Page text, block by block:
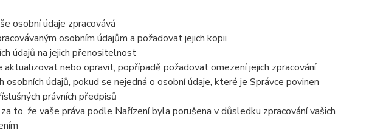
osobní údaje zpracovává
osobním údajům a požadovat jejich kopii
údajů na jejich přenositelnost
aktualizovat nebo opravit, popřípadě požadovat omezení jejich zpracování
údajů, pokud se nejedná o osobní údaje, které je Správce povinen
právních předpisů
to, že vaše práva podle Nařízení byla porušena v důsledku zpracování vašich